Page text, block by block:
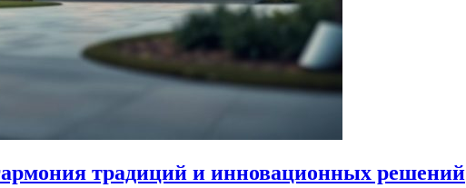
традиций и инновационных решений